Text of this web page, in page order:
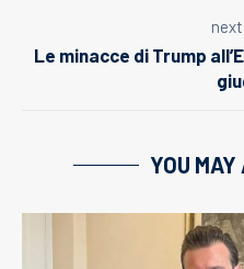
Le minacce di Trump
YOU